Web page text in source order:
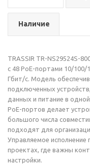
Наличие
TRASSIR TR-NS29524S-
с 48 PoE-портами 10/
Гбит/с. Модель
подключенных
данных и питание в
PoE-портов делает
большого числа
подходят для
Управляемое исполнение
проектах, где важны
настройки.